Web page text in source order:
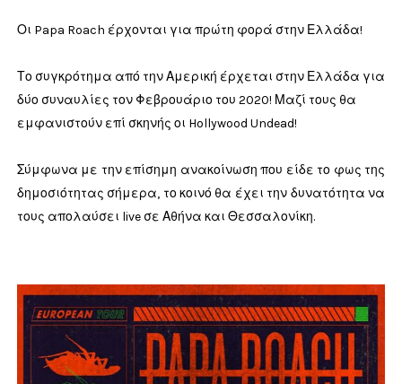
Οι Papa Roach έρχονται για πρώτη φορά στην Ελλάδα!
Το συγκρότημα από την Αμερική έρχεται στην Ελλάδα για
δύο συναυλίες τον Φεβρουάριο του 2020! Μαζί τους θα
εμφανιστούν επί σκηνής οι Hollywood Undead!
Σύμφωνα με την επίσημη ανακοίνωση που είδε το φως της
δημοσιότητας σήμερα, το κοινό θα έχει την δυνατότητα να
τους απολαύσει live σε Αθήνα και Θεσσαλονίκη.